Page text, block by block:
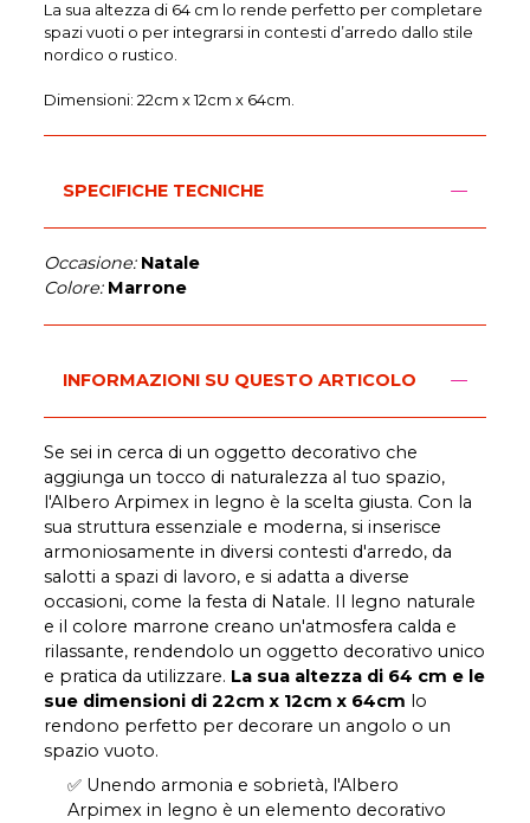
La sua altezza di 64 cm lo rende perfetto per completare
spazi vuoti o per integrarsi in contesti d’arredo dallo stile
nordico o rustico.
Dimensioni: 22cm x 12cm x 64cm.
SPECIFICHE TECNICHE
Occasione: Natale
Colore: Marrone
INFORMAZIONI SU QUESTO ARTICOLO
Se sei in cerca di un oggetto decorativo che
aggiunga un tocco di naturalezza al tuo spazio,
l'Albero Arpimex in legno è la scelta giusta. Con la
sua struttura essenziale e moderna, si inserisce
armoniosamente in diversi contesti d'arredo, da
salotti a spazi di lavoro, e si adatta a diverse
occasioni, come la festa di Natale. Il legno naturale
e il colore marrone creano un'atmosfera calda e
rilassante, rendendolo un oggetto decorativo unico
e pratica da utilizzare. La sua altezza di 64 cm e le
sue dimensioni di 22cm x 12cm x 64cm lo
rendono perfetto per decorare un angolo o un
spazio vuoto.
✅ Unendo armonia e sobrietà, l'Albero
Arpimex in legno è un elemento decorativo